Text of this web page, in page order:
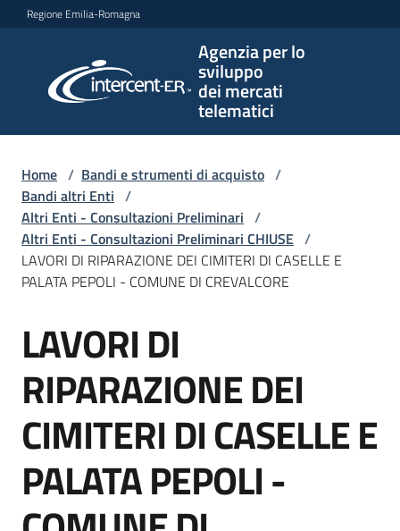
Vai al contenuto
Vai alla navigazione
Vai al footer
Regione Emilia-Romagna
Agenzia per lo
sviluppo
dei mercati
telematici
per lo
sviluppo
telematici
L'Agenzia
Bandi
e
di
Supporto
Home / Bandi e strumenti di acquisto /
Bandi altri Enti /
Altri Enti - Consultazioni Preliminari /
Altri Enti - Consultazioni Preliminari CHIUSE /
LAVORI DI RIPARAZIONE DEI CIMITERI DI CASELLE E
PALATA PEPOLI - COMUNE DI CREVALCORE
Salta al contenuto
LAVORI DI
RIPARAZIONE DEI
CIMITERI DI CASELLE E
PALATA PEPOLI -